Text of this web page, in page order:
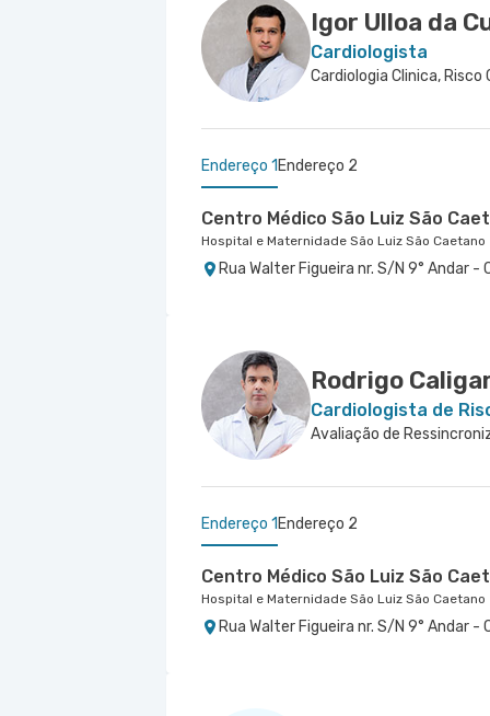
Igor Ulloa da
Cardiologista
Endereço 1 Endereço 2
Centro Médico São Luiz São
Hospital e Maternidade São Luiz São Caetano
Rua Walter Figueira nr. S/N 9° Andar
Rodrigo
Cardiologista de
Endereço 1 Endereço 2
Centro Médico São Luiz São
Hospital e Maternidade São Luiz São Caetano
Rua Walter Figueira nr. S/N 9° Andar